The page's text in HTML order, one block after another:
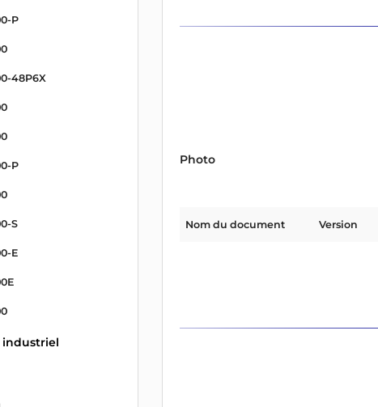
P
48P6X
P
S
E
Photo
Nom du document Version